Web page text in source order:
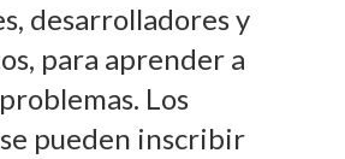
desarrolladores y
para aprender a
Los
pueden inscribir